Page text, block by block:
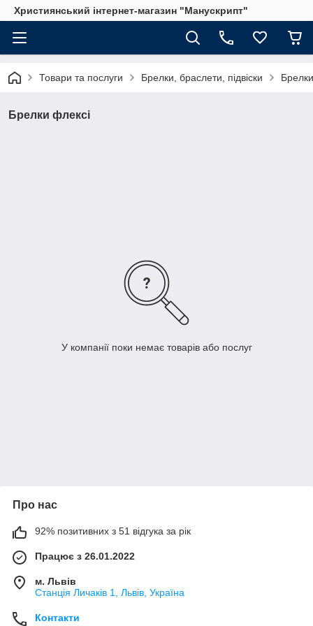
Християнський інтернет-магазин "Манускрипт"
Товари та послуги Брелки, браслети, підвіски
Брелки флексі
У компанії поки немає товарів або послуг
Про нас
92% позитивних з 51 відгука за рік
Працює з 26.01.2022
м. Львів
Станція Личаків 1, Львів, Україна
Контакти